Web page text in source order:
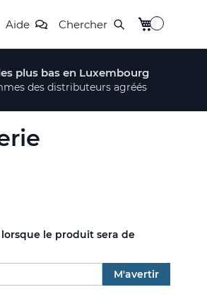
Aide Chercher Mon panier
plus bas en Luxembourg
des distributeurs agréés
le produit sera de
M'avertir